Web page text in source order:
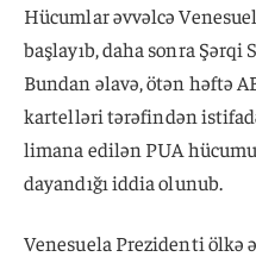
Hücumlar əvvəlcə
başlayıb, daha sonra
Bundan əlavə, ötən həftə
kartelləri tərəfindən
limana edilən PUA
dayandığı iddia olunub.
Venesuela Prezidenti ölkə